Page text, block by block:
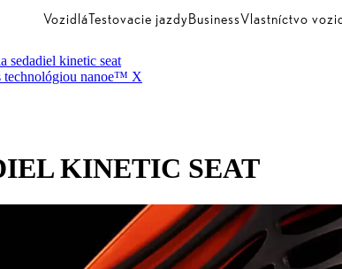
VozidláTestovacie jazdyBusinessVlastníctvo
sedadiel kinetic seat
technológiou nanoe™ X
KINETIC SEAT